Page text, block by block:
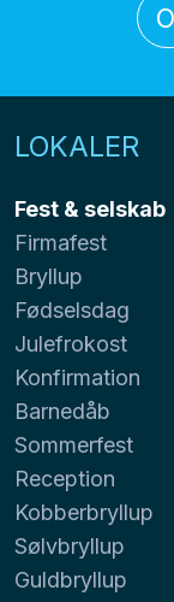
LOKALER
Fest & selskab
Firmafest
Bryllup
Fødselsdag
Julefrokost
Konfirmation
Barnedåb
Sommerfest
Reception
Kobberbryllup
Sølvbryllup
Guldbryllup